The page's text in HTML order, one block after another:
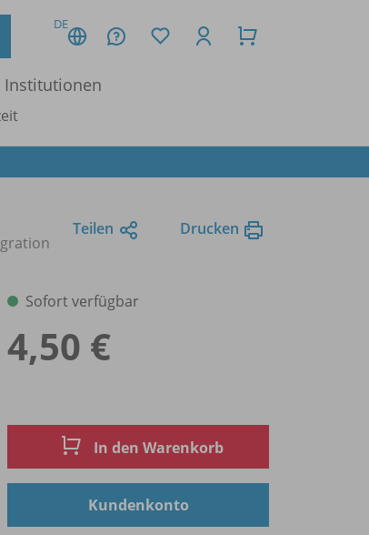
DE
Institutionen
Teilen Drucken
Sofort verfügbar
4,50 €
In den Warenkorb
Kundenkonto